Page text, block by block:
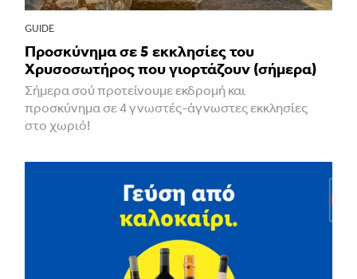
GUIDE
Προσκύνημα σε 5 εκκλησίες του
Χρυσοσωτήρος που γιορτάζουν (σήμερα)
Σήμερα σού προτείνουμε εκδρομή και
προσκύνημα σε 4 γνωστές-άγνωστες εκκλησίες
στο χωριό!